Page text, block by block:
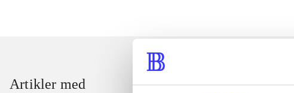
Artikler med